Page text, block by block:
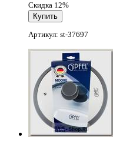
Скидка 12%
Артикул: st-37697